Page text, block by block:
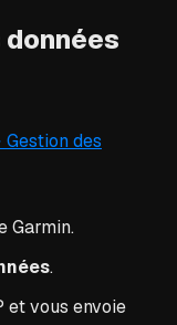
données
des
Garmin.
.
et vous envoie